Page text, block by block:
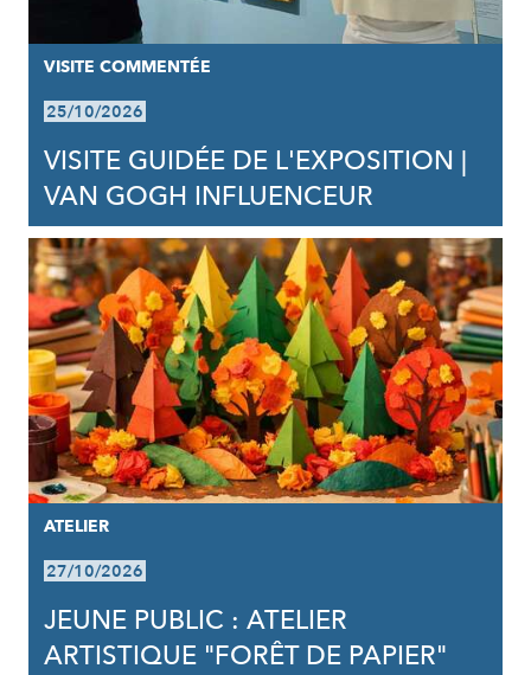
VISITE COMMENTÉE
25/10/2026
VISITE GUIDÉE DE L'EXPOSITION |
VAN GOGH INFLUENCEUR
ATELIER
27/10/2026
JEUNE PUBLIC : ATELIER
ARTISTIQUE "FORÊT DE PAPIER"